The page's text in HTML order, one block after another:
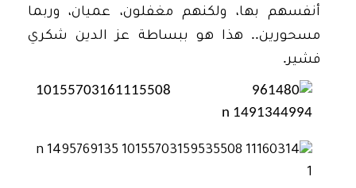
أنفسهم بها، ولكنهم مغفلون، عميان، وربما
مسحورين.. هذا هو ببساطة عز الدين شكري
فشير.